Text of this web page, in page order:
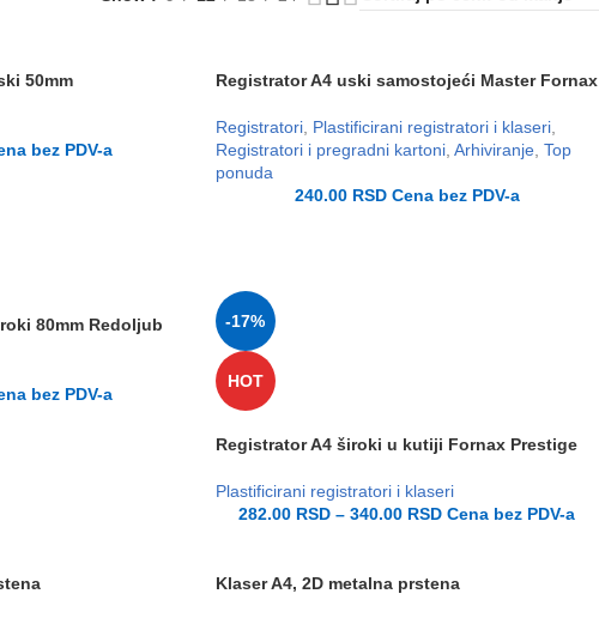
50mm
bez PDV-a
Registrator A4 uski samostojeći Master Fornax
Registratori, Plastificirani registratori i klaseri,
Registratori i pregradni kartoni, Arhiviranje, Top
ponuda
240.00 RSDCena bez PDV-a
80mm Redoljub
bez PDV-a
-17%
HOT
Registrator A4 široki u kutiji Fornax Prestige
Plastificirani registratori i klaseri
282.00 RSD – 340.00 RSD Cena bez PDV-a
Klaser A4, 2D metalna prstena